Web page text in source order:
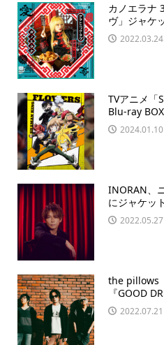
カノエラナ
ヴ」ジャケ
2022.03.24
TVアニメ「
Blu-ray
2024.01.10
INORAN、
にジャケッ
2022.05.27
the pillows
『GOOD
2022.07.21